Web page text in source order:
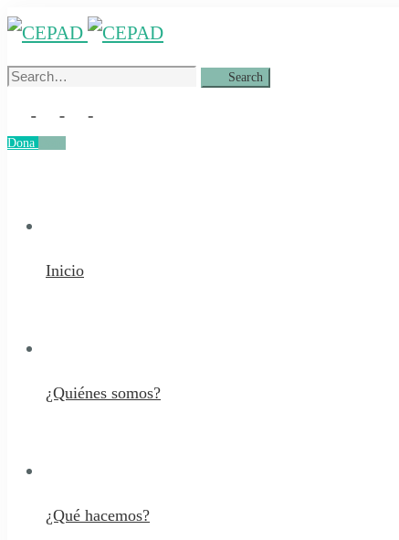
Search
Search
Dona
Inicio
¿Quiénes somos?
¿Qué hacemos?